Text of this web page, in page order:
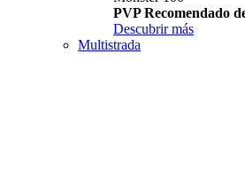
PVP Recomendado
Descubrir más
Multistrada